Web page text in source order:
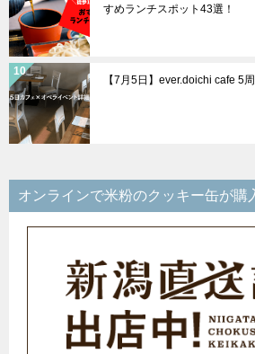
すめランチスポット43選！
【7月5日】ever.doichi cafe 5
オンラインで米粉のクッキー缶が購